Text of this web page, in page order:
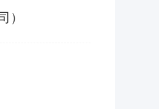
）